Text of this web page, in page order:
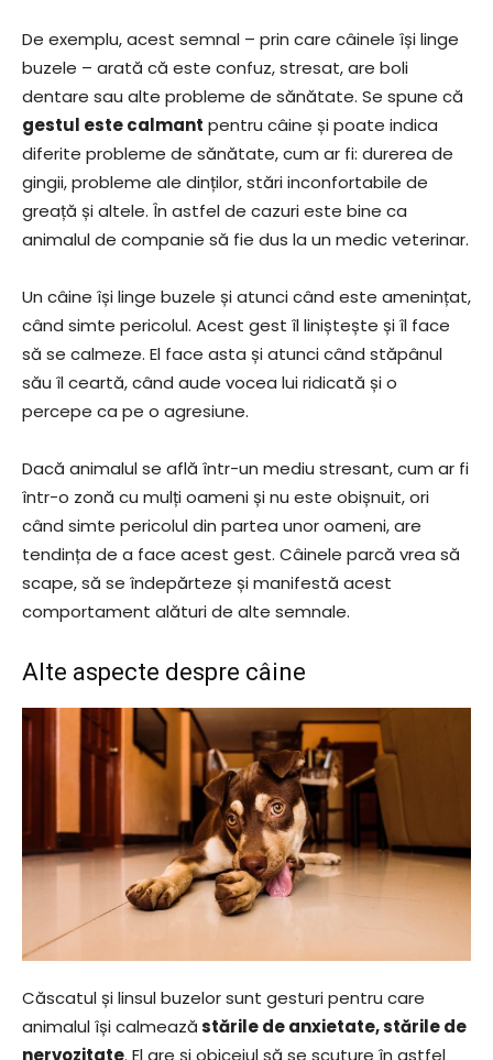
De exemplu, acest semnal – prin care câinele își linge
buzele – arată că este confuz, stresat, are boli
dentare sau alte probleme de sănătate. Se spune că
gestul este calmant pentru câine și poate indica
diferite probleme de sănătate, cum ar fi: durerea de
gingii, probleme ale dinților, stări inconfortabile de
greață și altele. În astfel de cazuri este bine ca
animalul de companie să fie dus la un medic veterinar.
Un câine își linge buzele și atunci când este amenințat,
când simte pericolul. Acest gest îl liniștește și îl face
să se calmeze. El face asta și atunci când stăpânul
său îl ceartă, când aude vocea lui ridicată și o
percepe ca pe o agresiune.
Dacă animalul se află într-un mediu stresant, cum ar fi
într-o zonă cu mulți oameni și nu este obișnuit, ori
când simte pericolul din partea unor oameni, are
tendința de a face acest gest. Câinele parcă vrea să
scape, să se îndepărteze și manifestă acest
comportament alături de alte semnale.
Alte aspecte despre câine
Căscatul și linsul buzelor sunt gesturi pentru care
animalul își calmeazăstările de anxietate, stările de
nervozitate. El are și obiceiul să se scuture în astfel